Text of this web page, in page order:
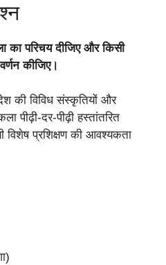
का परिचय दीजिए और किसी
कीजिए।
की विविध संस्कृतियों और
पीढ़ी-दर-पीढ़ी हस्तांतरित
प्रशिक्षण की आवश्यकता